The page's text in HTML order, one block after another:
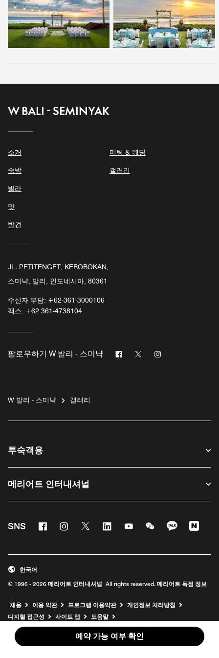
예약 가능 여부 확인
W BALI - SEMINYAK
소개
숙박
빌라
맛
발견
미팅 & 웨딩
갤러리
JL. PETITENGET, KEROBOKAN,
스미냑, 발리, 인도네시아, 80361
수신자 부담: +62-361-3000106
팩스: +62 361-4738104
팔로우하기 W 발리 - 스미냑 페이스북트위터
W 발리 - 스미냑 갤러리
투숙객용
메리어트 인터내셔널
SNS FacebookInstagram
Twitter LinkedinYoutubeWeChatKaKao
© 1996 - 2026 메리어트 인터내셔널 All rights reserved. 메리어트 독점 정보
한국어
채용 이용 약관 프로그램 이용약관
개인정보 처리방침
디지털 접근성
사이트 맵 도움말